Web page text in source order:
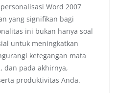
Word 2007
yang signifikan bagi
ini bukan hanya soal
untuk meningkatkan
ketegangan mata
dan pada akhirnya,
produktivitas Anda.